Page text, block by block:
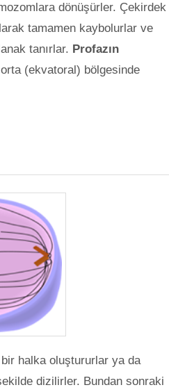
dönüşürler. Çekirdek
tamamen kaybolurlar ve
tanırlar. Profazın
(ekvatoral) bölgesinde
halka oluştururlar ya da
dizilirler. Bundan sonraki